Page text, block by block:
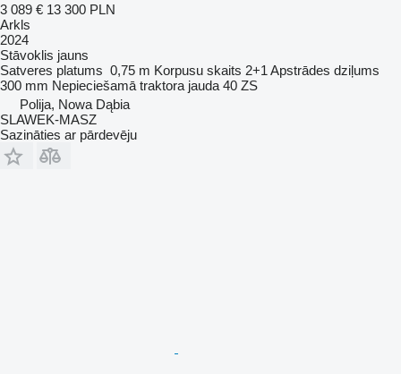
3 089 € 13 300 PLN
Arkls
2024
Stāvoklis jauns
Satveres platums 0,75 m Korpusu skaits 2+1 Apstrādes dziļums
300 mm Nepieciešamā traktora jauda 40 ZS
Polija, Nowa Dąbia
SLAWEK-MASZ
Sazināties ar pārdevēju